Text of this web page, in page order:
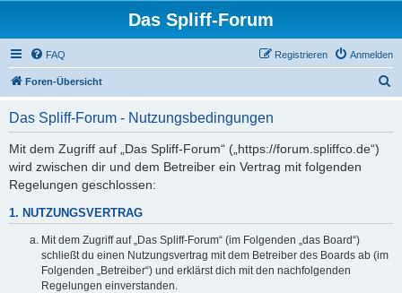
Das Spliff-Forum
FAQ Anmelden
Registrieren
Foren-Übersicht
Das Spliff-Forum - Nutzungsbedingungen
Mit dem Zugriff auf „Das Spliff-Forum“ („https://forum.spliffco.de“)
wird zwischen dir und dem Betreiber ein Vertrag mit folgenden
Regelungen geschlossen:
1. NUTZUNGSVERTRAG
Mit dem Zugriff auf „Das Spliff-Forum“ (im Folgenden „das Board“)
schließt du einen Nutzungsvertrag mit dem Betreiber des Boards ab (im
Folgenden „Betreiber“) und erklärst dich mit den nachfolgenden
Regelungen einverstanden.